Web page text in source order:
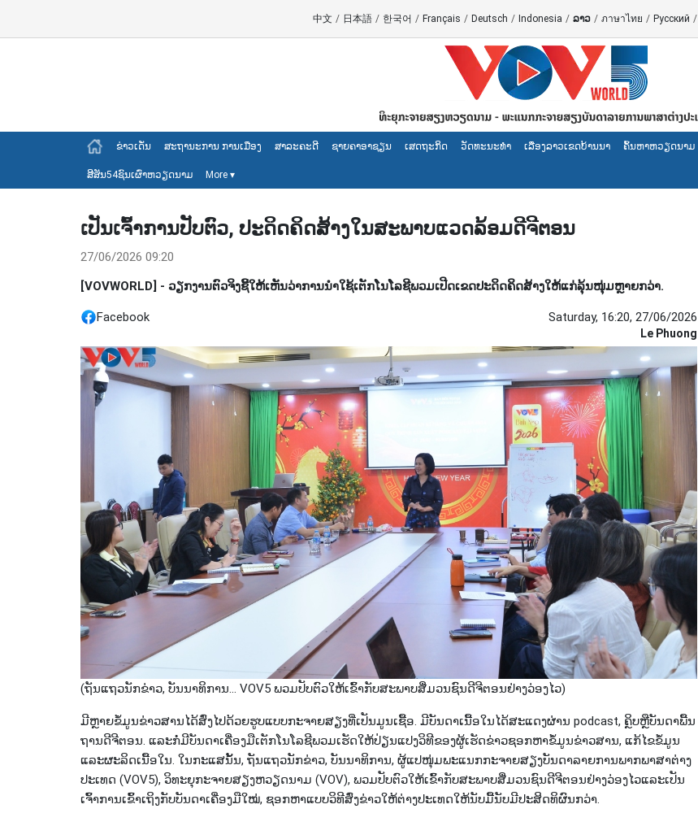
中文 / 日本語 / 한국어 / Français / Deutsch / Indonesia / ລາວ / ภาษาไทย / Русский /
ຂ່າວເດັ່ນ ສະຖານະການ ການເມືອງ ສາລະຄະດີ ຊາຍຄາອາຊຽນ ເສດຖະກິດ ວັດທະນະທໍາ ເລື່ອງ​ລາວ​ເ​ຂດ​ບ້ານ​ນາ ຄົ້ນຫາຫວຽດນາມ
ສີສັນ54ຊົນເຜົ່າຫວຽດນາມ More ▾
ເປັນເຈົ້າການປັບຕົວ, ປະດິດຄິດສ້າງໃນສະພາບແວດລ້ອມດີຈີຕອນ
27/06/2026 09:20
[VOVWORLD] - ວຽກງານຕົວຈິງຊີ້ໃຫ້ເຫັນວ່າການນຳໃຊ້ເຕັກໂນໂລຊີພວມເປີດເຂດປະດິດຄິດສ້າງໃຫ້ແກ່ລຸ້ນໜຸ່ມຫຼາຍກວ່າ.
Facebook Saturday, 16:20, 27/06/2026
Le Phuong
(ຖັນແຖວນັກຂ່າວ, ບັນນາທິການ... VOV5 ພວມປັບຕົວໃຫ້ເຂົ້າກັບສະພາບສື່ມວນຊົນດີຈີຕອນຢ່າງວ່ອງໄວ)
ມີ​ຫ​ຼາຍ​ຂໍ້​ມູນຂ່າວ​ສານ​ໄດ້​ສົ່ງ​ໄປ​ດ້ວຍຮູບແບບ​ກະ​ຈາຍ​ສຽງທີ່ເປັນ​ມູນ​ເຊື້ອ. ມີ​ບັນ​ດາ​ເນື້ອ​ໃນ​ໄດ້​ສະ​ແດງ​ຜ່ານ podcast, ຄຼິບຫຼືບັນ​ດາ​ພື້ນ​
ຖານ​ດີ​ຈີ​ຕອນ. ແລະ​ກໍ່​ມີ​ບັນ​ດາ​ເຄື່ອງ​ມື​ເຕັກ​ໂນ​ໂລ​ຊີ​ພວມ​ເຮັດ​ໃຫ້​ປ່ຽນ​ແປງວິ​ທີ​ຂອງ​ຜູ້​ເຮັດ​ຂ່າວ​ຊອກ​ຫາ​ຂໍ້​ມູນ​ຂ່າວ​ສານ, ແກ້​ໄຂ​ຂໍ້​ມູນ
ແລະຜະ​ລິດ​ເນື້ອ​ໃນ. ໃນ​ກະ​ແສນັ້ນ, ຖັນ​ແຖວນັກ​ຂ່າວ, ​ບັນ​ນາ​ທິ​ການ, ຜູ້​ແປ​ໜຸ່ມ​ພະ​ແນກ​ກະ​ຈາຍ​ສຽງ​ບັນ​ດາ​ລາຍ​ການ​ພາກ​ພາ​ສາ​ຕ່າງ​
ປະ​ເທດ (VOV5), ວິ​ທະ​ຍຸ​ກະ​ຈາຍ​ສຽງຫວຽດ​ນາມ (VOV), ພວມປັບຕົວໃຫ້ເຂົ້າ​ກັບ​ສະ​ພາບ​ສື່ມວນ​ຊົນ​ດີ​ຈີ​ຕອນ​ຢ່າງວ່ອງ​ໄວແລະເປັນ​
ເຈົ້າ​ການເຂົ້າເຖິງ​ກັບ​ບັນ​ດາ​ເຄື່ອງ​ມື​ໃໝ່, ຊອກ​ຫາ​ແບບວິ​ທີ​ສົ່ງ​ຂ່າວ​ໃຫ້ຕ່າງ​ປະ​ເທດ​ໃຫ້​ນັບ​ມື້​ນັບ​ມີ​ປະ​ສິດ​ທິ​ຜົນ​ກວ່າ.